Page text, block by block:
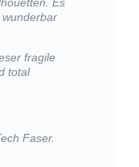
fragile
total
Faser.